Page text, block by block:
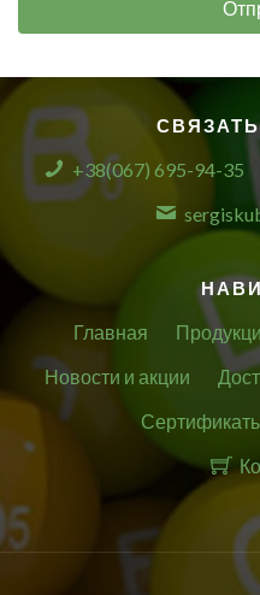
+38(067) 695-94-35
Главная
Новости и акции